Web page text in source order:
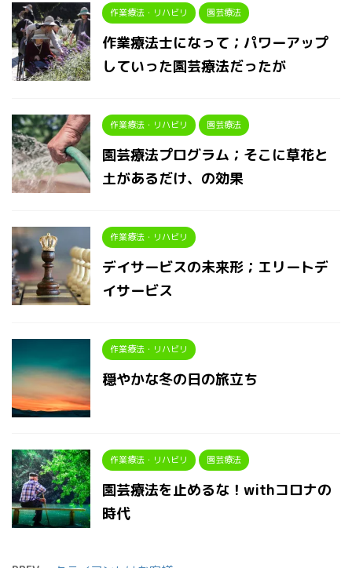
作業療法・リハビリ 園芸療法
作業療法士になって；パワーアップ
していった園芸療法だったが
作業療法・リハビリ 園芸療法
園芸療法プログラム；そこに草花と
土があるだけ、の効果
作業療法・リハビリ
デイサービスの未来形；エリートデ
イサービス
作業療法・リハビリ
穏やかな冬の日の旅立ち
作業療法・リハビリ 園芸療法
園芸療法を止めるな！withコロナの
時代